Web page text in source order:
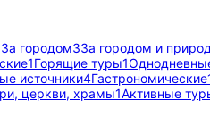
За городом3За городом и
1Горящие туры1
источники4Гастрономические
церкви, храмы1Активные